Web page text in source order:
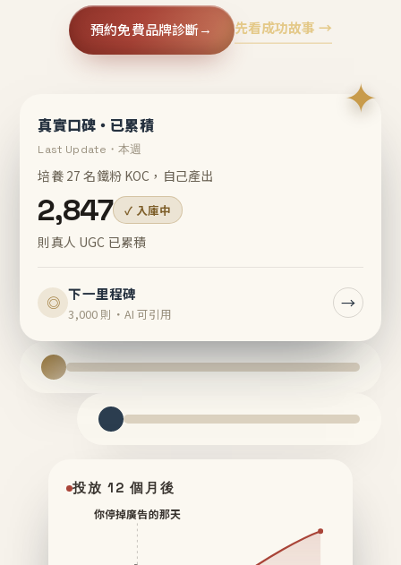
預約免費品牌診斷→ 先看成功故事 →
✦
真實口碑・已累積
Last Update・本週
培養 27 名鐵粉 KOC，自己產出
2,847 ✓ 入庫中
則真人 UGC 已累積
◎ 下一里程碑
3,000 則・AI 可引用
→
投放 12 個月後
你停掉廣告的那天